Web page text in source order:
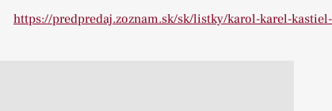
https://predpredaj.zoznam.sk/sk/listky/karol-karel-